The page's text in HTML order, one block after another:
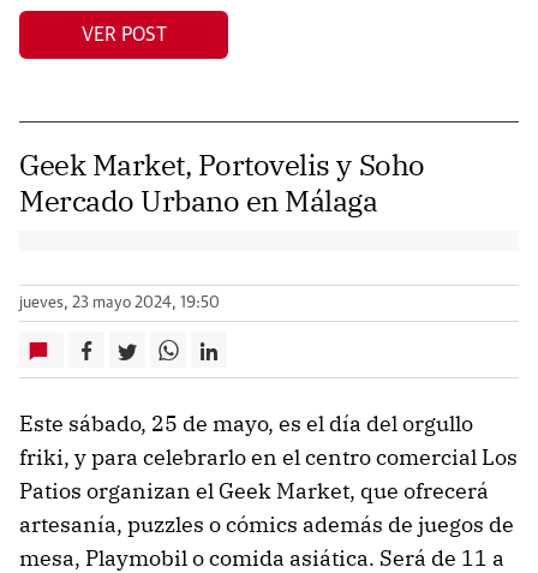
VER POST
Geek Market, Portovelis y Soho
Mercado Urbano en Málaga
jueves, 23 mayo 2024, 19:50
Este sábado, 25 de mayo, es el día del orgullo
friki, y para celebrarlo en el centro comercial Los
Patios organizan el Geek Market, que ofrecerá
artesanía, puzzles o cómics además de juegos de
mesa, Playmobil o comida asiática. Será de 11 a